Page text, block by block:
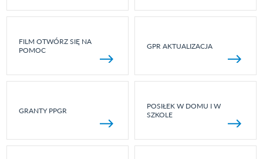
FILM OTWÓRZ SIĘ NA
POMOC
GPR AKTUALIZACJA
GRANTY PPGR
POSIŁEK W DOMU I W
SZKOLE